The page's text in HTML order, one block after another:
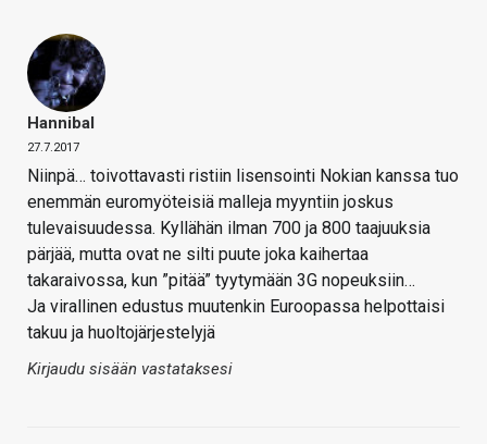
Hannibal
27.7.2017
Niinpä… toivottavasti ristiin lisensointi Nokian kanssa tuo
enemmän euromyöteisiä malleja myyntiin joskus
tulevaisuudessa. Kyllähän ilman 700 ja 800 taajuuksia
pärjää, mutta ovat ne silti puute joka kaihertaa
takaraivossa, kun ”pitää” tyytymään 3G nopeuksiin…
Ja virallinen edustus muutenkin Euroopassa helpottaisi
takuu ja huoltojärjestelyjä
Kirjaudu sisään vastataksesi